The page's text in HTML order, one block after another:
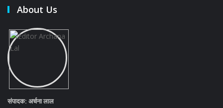
About Us
संपादक: अर्चना लाल